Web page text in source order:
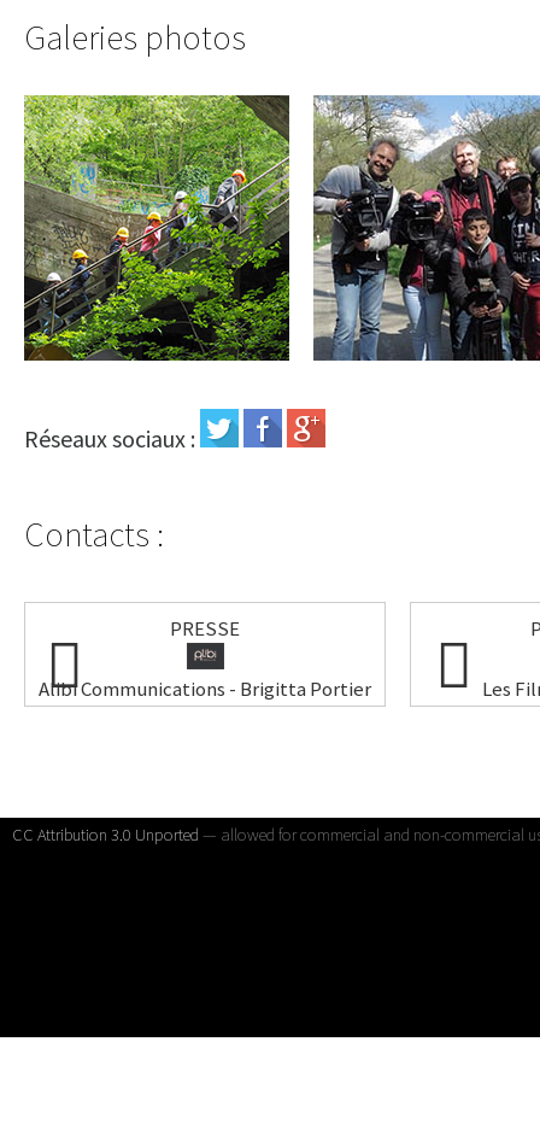
Galeries photos
Le film
voir les photos
Le tournage
voir les photos
Réseaux sociaux :
Contacts :
PRESSE
Alibi Communications - Brigitta Portier Les
CC Attribution 3.0 Unported — allowed for commercial and non-commercial